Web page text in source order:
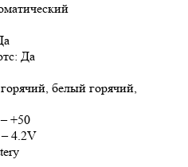
Да
белый горячий,
+50
4.2V